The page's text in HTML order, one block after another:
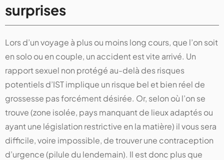
surprises
Lors d’un voyage à plus ou moins long cours, que l’on soit
en solo ou en couple, un accident est vite arrivé. Un
rapport sexuel non protégé au-delà des risques
potentiels d’IST implique un risque bel et bien réel de
grossesse pas forcément désirée. Or, selon où l’on se
trouve (zone isolée, pays manquant de lieux adaptés ou
ayant une législation restrictive en la matière) il vous sera
difficile, voire impossible, de trouver une contraception
d’urgence (pilule du lendemain). Il est donc plus que